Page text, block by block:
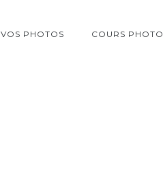
VOS PHOTOS COURS PHOTO